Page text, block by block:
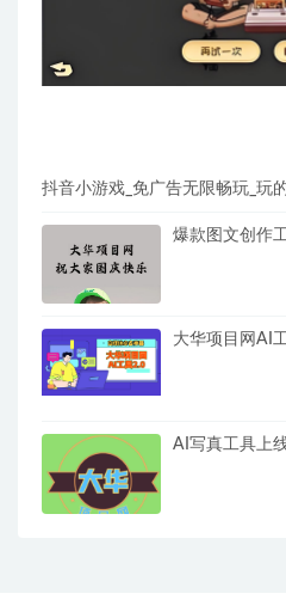
抖音小游戏_免广告无限畅玩_玩
爆款图文创作
大华项目网AI
AI写真工具上